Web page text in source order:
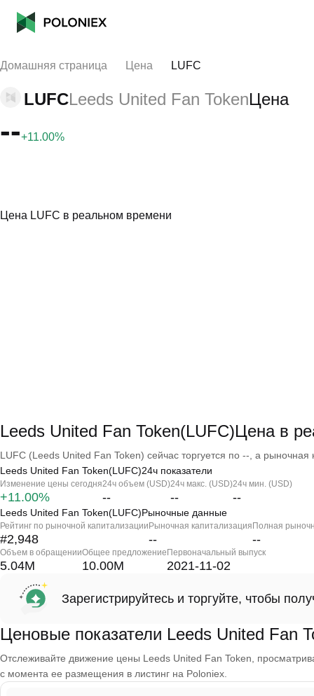
Домашняя страница Цена LUFC
LUFCLeeds United Fan TokenЦена
--+11.00%
Цена LUFC в реальном времени
Leeds United Fan Token(LUFC)Цена в
LUFC (Leeds United Fan Token) сейчас торгуется по --, а рыночная
Leeds United Fan Token(LUFC)24ч показатели
Изменение цены сегодня
+11.00%
24ч объем (USD)
--
24ч макс. (USD)
--
24ч мин. (USD)
--
Leeds United Fan Token(LUFC)Рыночные данные
Рейтинг по рыночной капитализации
#2,948
Рыночная капитализация
--
Полная
--
Объем в обращении
5.04M
Общее предложение
10.00M
Первоначальный выпуск
2021-11-02
Зарегистрируйтесь и торгуйте, чтобы
Ценовые показатели Leeds United Fan
Отслеживайте движение цены Leeds United Fan Token,
с момента ее размещения в листинг на Poloniex.